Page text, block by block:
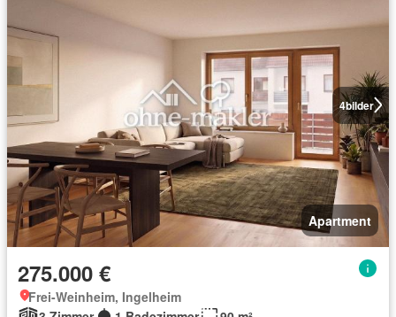
4bilder
Apartment
275.000 €
Frei-Weinheim, Ingelheim